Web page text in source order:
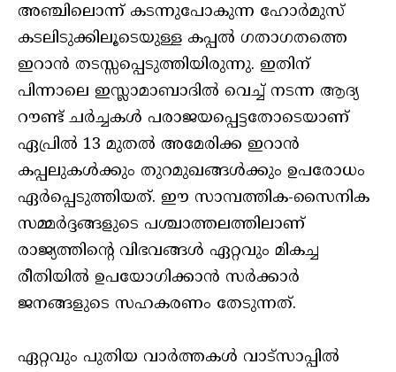
അഞ്ചിലൊന്ന് കടന്നുപോകുന്ന ഹോർമുസ്
കടലിടുക്കിലൂടെയുള്ള കപ്പൽ ഗതാഗതത്തെ
ഇറാൻ തടസ്സപ്പെടുത്തിയിരുന്നു. ഇതിന്
പിന്നാലെ ഇസ്ലാമാബാദിൽ വെച്ച് നടന്ന ആദ്യ
റൗണ്ട് ചർച്ചകൾ പരാജയപ്പെട്ടതോടെയാണ്
ഏപ്രിൽ 13 മുതൽ അമേരിക്ക ഇറാൻ
കപ്പലുകൾക്കും തുറമുഖങ്ങൾക്കും ഉപരോധം
ഏർപ്പെടുത്തിയത്. ഈ സാമ്പത്തിക-സൈനിക
സമ്മർദ്ദങ്ങളുടെ പശ്ചാത്തലത്തിലാണ്
രാജ്യത്തിന്റെ വിഭവങ്ങൾ ഏറ്റവും മികച്ച
രീതിയിൽ ഉപയോഗിക്കാൻ സർക്കാർ
ജനങ്ങളുടെ സഹകരണം തേടുന്നത്.
ഏറ്റവും പുതിയ വാർത്തകൾ വാട്സാപ്പിൽ